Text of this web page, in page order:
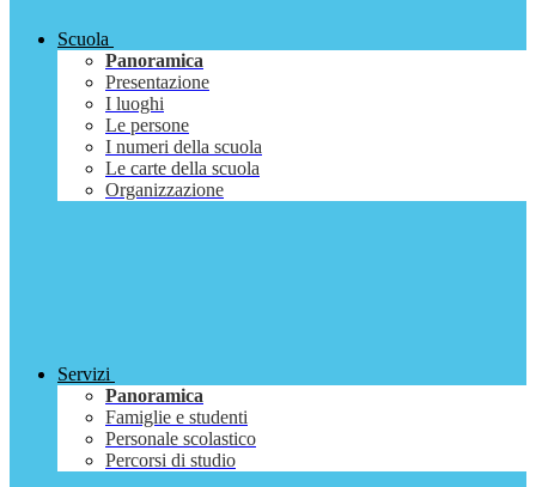
Scuola
Panoramica
Presentazione
I luoghi
Le persone
I numeri della scuola
Le carte della scuola
Organizzazione
Servizi
Panoramica
Famiglie e studenti
Personale scolastico
Percorsi di studio